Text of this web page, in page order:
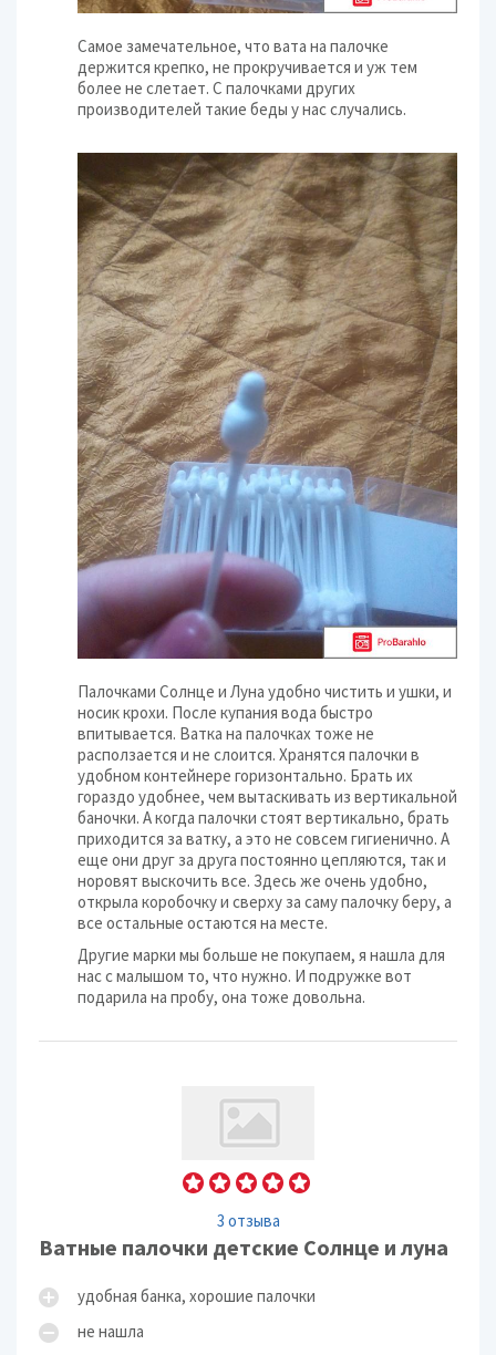
Самое замечательное, что вата на палочке
держится крепко, не прокручивается и уж тем
более не слетает. С палочками других
производителей такие беды у нас случались.
Палочками Солнце и Луна удобно чистить и ушки, и
носик крохи. После купания вода быстро
впитывается. Ватка на палочках тоже не
расползается и не слоится. Хранятся палочки в
удобном контейнере горизонтально. Брать их
гораздо удобнее, чем вытаскивать из вертикальной
баночки. А когда палочки стоят вертикально, брать
приходится за ватку, а это не совсем гигиенично. А
еще они друг за друга постоянно цепляются, так и
норовят выскочить все. Здесь же очень удобно,
открыла коробочку и сверху за саму палочку беру, а
все остальные остаются на месте.
Другие марки мы больше не покупаем, я нашла для
нас с малышом то, что нужно. И подружке вот
подарила на пробу, она тоже довольна.
3 отзыва
Ватные палочки детские Солнце и луна
удобная банка, хорошие палочки
не нашла